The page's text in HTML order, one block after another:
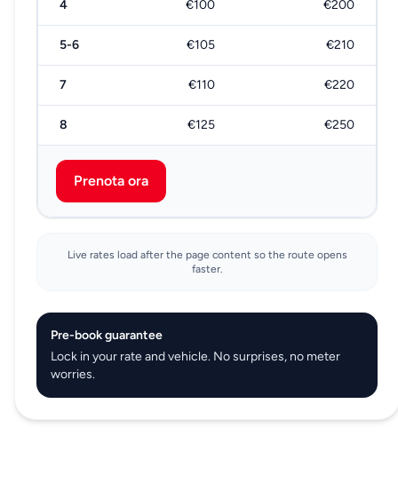
4 €100 €200
5-6 €105 €210
7 €110 €220
8 €125 €250
Prenota ora
Live rates load after the page content so the route opens
faster.
Pre-book guarantee
Lock in your rate and vehicle. No surprises, no meter
worries.